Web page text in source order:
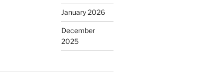
January 2026
December
2025